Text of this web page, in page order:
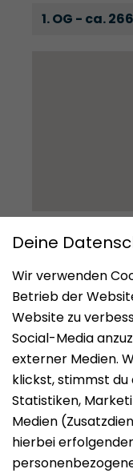
1. OG - ca.
Impressum
Datenschutz